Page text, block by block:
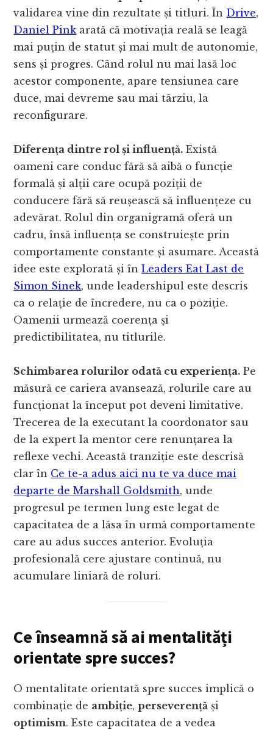
validarea vine din rezultate și titluri. În Drive,
Daniel Pinkarată că motivația reală se leagă
mai puțin de statut și mai mult de autonomie,
sens și progres. Când rolul nu mai lasă loc
acestor componente, apare tensiunea care
duce, mai devreme sau mai târziu, la
reconfigurare.
Diferența dintre rol și influență. Există
oameni care conduc fără să aibă o funcție
formală și alții care ocupă poziții de
conducere fără să reușească să influențeze cu
adevărat. Rolul din organigramă oferă un
cadru, însă influența se construiește prin
comportamente constante și asumare. Această
idee este explorată și înLeaders Eat Last de
Simon Sinek, unde leadershipul este descris
ca o relație de încredere, nu ca o poziție.
Oamenii urmează coerența și
predictibilitatea, nu titlurile.
Schimbarea rolurilor odată cu experiența. Pe
măsură ce cariera avansează, rolurile care au
funcționat la început pot deveni limitative.
Trecerea de la executant la coordonator sau
de la expert la mentor cere renunțarea la
reflexe vechi. Această tranziție este descrisă
clar în Ce te-a adus aici nu te va duce mai
departe de Marshall Goldsmith, unde
progresul pe termen lung este legat de
capacitatea de a lăsa în urmă comportamente
care au adus succes anterior. Evoluția
profesională cere ajustare continuă, nu
acumulare liniară de roluri.
Ce înseamnă să ai mentalități
orientate spre succes?
O mentalitate orientată spre succes implică o
combinație de ambiție,perseverență și
optimism. Este capacitatea de a vedea